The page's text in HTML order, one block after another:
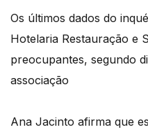
Os últimos dados do
Hotelaria Restauração e
preocupantes, segundo
associação
Ana Jacinto afirma que